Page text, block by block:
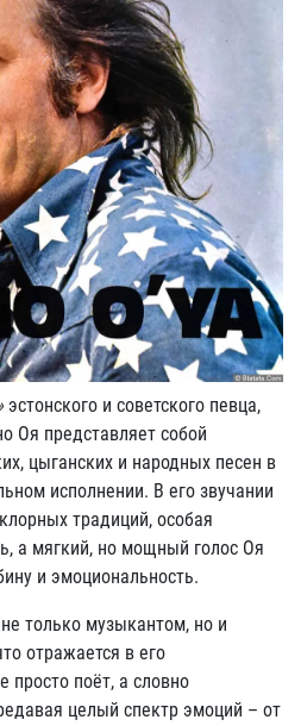
эстонского и советского певца,
Оя представляет собой
цыганских и народных песен в
исполнении. В его звучании
традиций, особая
а мягкий, но мощный голос Оя
и эмоциональность.
только музыкантом, но и
отражается в его
просто поёт, а словно
целый спектр эмоций – от